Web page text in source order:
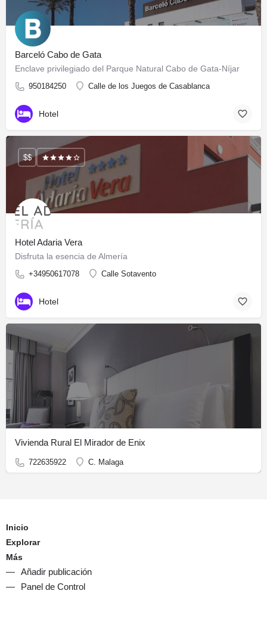
Barceló Cabo de Gata
Enclave privilegiado del Parque Natural Cabo de Gata-Níjar
950184250 Calle de los Juegos de Casablanca
Hotel
Hotel Adaria Vera
Disfruta la esencia de Almería
+34950617078 Calle Sotavento
$$
Hotel
Vivienda Rural El Mirador de Enix
722635922 C. Malaga
Inicio
Explorar
Más
Añadir publicación
Panel de Control